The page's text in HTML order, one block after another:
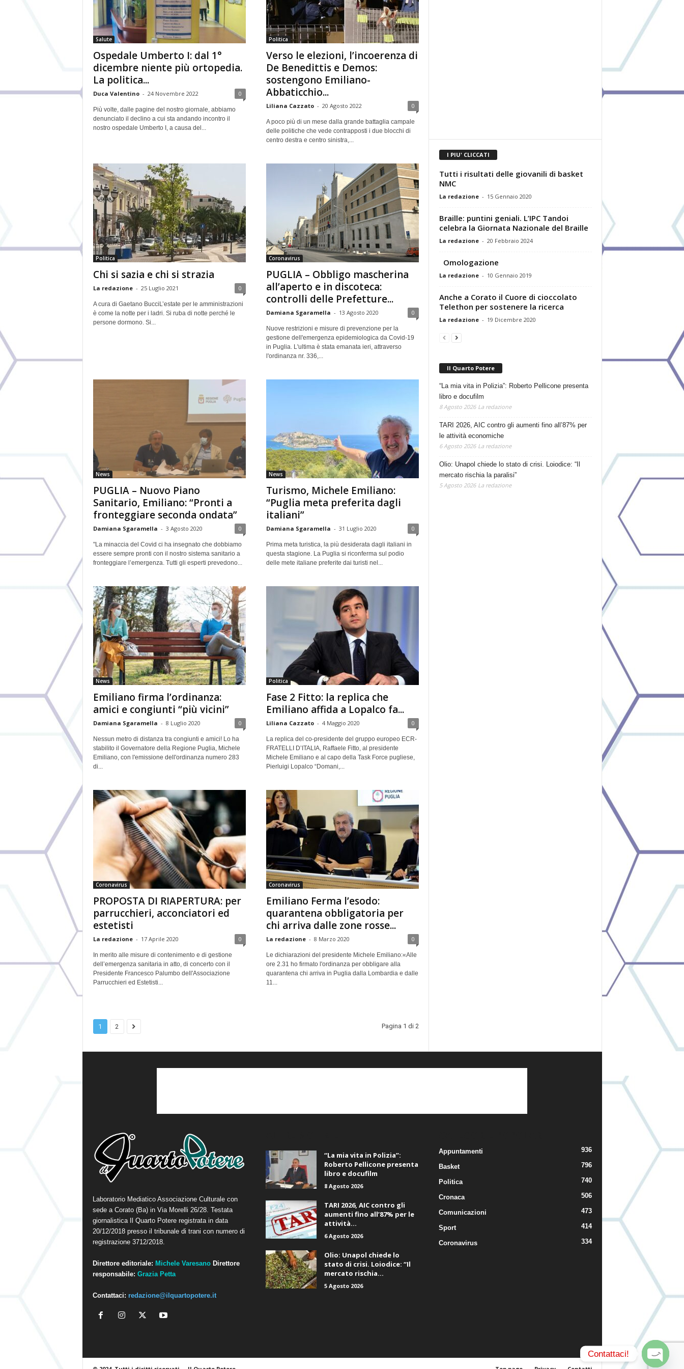
Salute
Ospedale Umberto I: dal 1°
dicembre niente più ortopedia.
La politica...
Duca Valentino - 24 Novembre 2022 0
Più volte, dalle pagine del nostro giornale, abbiamo
denunciato il declino a cui sta andando incontro il
nostro ospedale Umberto I, a causa del...
Politica
Verso le elezioni, l’incoerenza di
De Benedittis e Demos:
sostengono Emiliano-
Abbaticchio...
Liliana Cazzato - 20 Agosto 2022 0
A poco più di un mese dalla grande battaglia campale
delle politiche che vede contrapposti i due blocchi di
centro destra e centro sinistra,...
Politica
Chi si sazia e chi si strazia
La redazione - 25 Luglio 2021 0
A cura di Gaetano BucciL’estate per le amministrazioni
è come la notte per i ladri. Si ruba di notte perché le
persone dormono. Si...
Coronavirus
PUGLIA – Obbligo mascherina
all’aperto e in discoteca:
controlli delle Prefetture...
Damiana Sgaramella - 13 Agosto 2020 0
Nuove restrizioni e misure di prevenzione per la
gestione dell'emergenza epidemiologica da Covid-19
in Puglia. L'ultima è stata emanata ieri, attraverso
l'ordinanza nr. 336,...
News
PUGLIA – Nuovo Piano
Sanitario, Emiliano: “Pronti a
fronteggiare seconda ondata”
Damiana Sgaramella - 3 Agosto 2020 0
"La minaccia del Covid ci ha insegnato che dobbiamo
essere sempre pronti con il nostro sistema sanitario a
fronteggiare l’emergenza. Tutti gli esperti prevedono...
News
Turismo, Michele Emiliano:
“Puglia meta preferita dagli
italiani”
Damiana Sgaramella - 31 Luglio 2020 0
Prima meta turistica, la più desiderata dagli italiani in
questa stagione. La Puglia si riconferma sul podio
delle mete italiane preferite dai turisti nel...
News
Emiliano firma l’ordinanza:
amici e congiunti “più vicini”
Damiana Sgaramella - 8 Luglio 2020 0
Nessun metro di distanza tra congiunti e amici! Lo ha
stabilito il Governatore della Regione Puglia, Michele
Emiliano, con l'emissione dell'ordinanza numero 283
di...
Politica
Fase 2 Fitto: la replica che
Emiliano affida a Lopalco fa...
Liliana Cazzato - 4 Maggio 2020 0
La replica del co-presidente del gruppo europeo ECR-
FRATELLI D’ITALIA, Raffaele Fitto, al presidente
Michele Emiliano e al capo della Task Force pugliese,
Pierluigi Lopalco “Domani,...
Coronavirus
PROPOSTA DI RIAPERTURA: per
parrucchieri, acconciatori ed
estetisti
La redazione - 17 Aprile 2020 0
In merito alle misure di contenimento e di gestione
dell’emergenza sanitaria in atto, di concerto con il
Presidente Francesco Palumbo dell'Associazione
Parrucchieri ed Estetisti...
Coronavirus
Emiliano Ferma l’esodo:
quarantena obbligatoria per
chi arriva dalle zone rosse...
La redazione - 8 Marzo 2020 0
Le dichiarazioni del presidente Michele Emiliano:«Alle
ore 2.31 ho firmato l'ordinanza per obbligare alla
quarantena chi arriva in Puglia dalla Lombardia e dalle
11...
1 2 Pagina 1 di 2
I PIU' CLICCATI
Tutti i risultati delle giovanili di basket
NMC
La redazione - 15 Gennaio 2020
Braille: puntini geniali. L’IPC Tandoi
celebra la Giornata Nazionale del Braille
La redazione - 20 Febbraio 2024
Omologazione
La redazione - 10 Gennaio 2019
Anche a Corato il Cuore di cioccolato
Telethon per sostenere la ricerca
La redazione - 19 Dicembre 2020
Il Quarto Potere
“La mia vita in Polizia”: Roberto Pellicone presenta
libro e docufilm
8 Agosto 2026 La redazione
TARI 2026, AIC contro gli aumenti fino all’87% per
le attività economiche
6 Agosto 2026 La redazione
Olio: Unapol chiede lo stato di crisi. Loiodice: “Il
mercato rischia la paralisi”
5 Agosto 2026 La redazione
Laboratorio Mediatico Associazione Culturale con
sede a Corato (Ba) in Via Morelli 26/28. Testata
giornalistica Il Quarto Potere registrata in data
20/12/2018 presso il tribunale di trani con numero di
registrazione 3712/2018.
Direttore editoriale: Michele Varesano Direttore
responsabile: Grazia Petta
Contattaci: redazione@ilquartopotere.it
“La mia vita in Polizia”:
Roberto Pellicone presenta
libro e docufilm
8 Agosto 2026
TARI 2026, AIC contro gli
aumenti fino all’87% per le
attività...
6 Agosto 2026
Olio: Unapol chiede lo
stato di crisi. Loiodice: “Il
mercato rischia...
5 Agosto 2026
Appuntamenti 936
Basket 796
Politica 740
Cronaca 506
Comunicazioni 473
Sport 414
Coronavirus 334
Contattaci!